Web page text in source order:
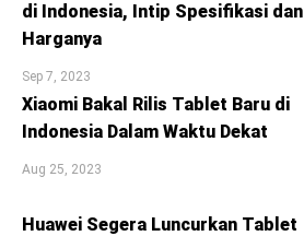
di Indonesia, Intip Spesifikasi dan
Harganya
Sep 7, 2023
Xiaomi Bakal Rilis Tablet Baru di
Indonesia Dalam Waktu Dekat
Aug 25, 2023
Huawei Segera Luncurkan Tablet